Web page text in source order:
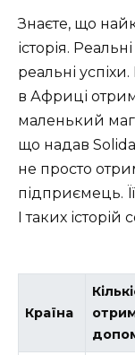
Знаєте, що
історія.
реальні
в Африці
маленький
що надав
не просто
підприємець.
І таких історій
Країна